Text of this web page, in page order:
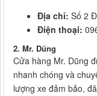
Địa chỉ: Số 2
Điện thoại:
2. Mr. Dũng
Cửa hàng Mr. Dũng
nhanh chóng và
lượng xe đảm bảo,